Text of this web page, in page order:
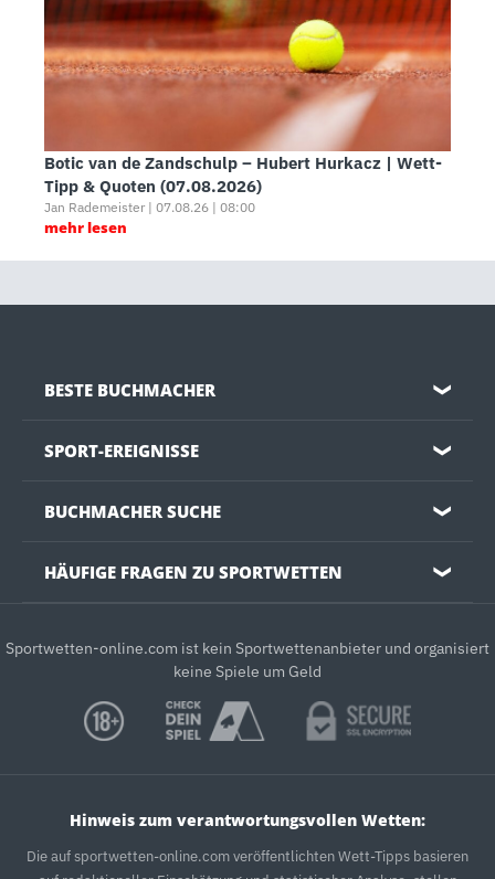
Botic van de Zandschulp – Hubert Hurkacz | Wett-
Tipp & Quoten (07.08.2026)
Jan Rademeister | 07.08.26 | 08:00
mehr lesen
BESTE BUCHMACHER ❯
SPORT-EREIGNISSE ❯
BUCHMACHER SUCHE ❯
HÄUFIGE FRAGEN ZU SPORTWETTEN ❯
Sportwetten-online.com ist kein Sportwettenanbieter und organisiert
keine Spiele um Geld
Hinweis zum verantwortungsvollen Wetten:
Die auf sportwetten-online.com veröffentlichten Wett-Tipps basieren